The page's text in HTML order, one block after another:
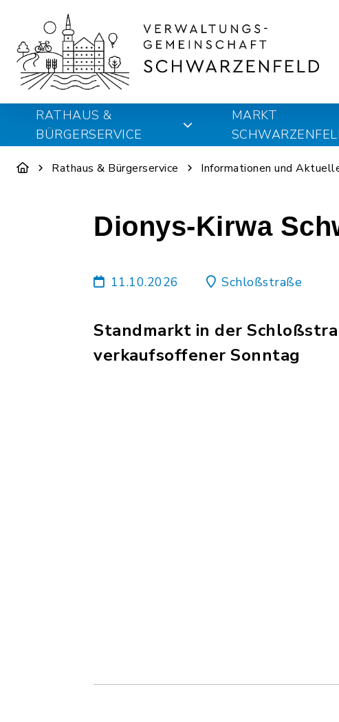
RATHAUS &
BÜRGERSERVICE
MARKT
Rathaus & Bürgerservice Informationen und
Dionys-Kirwa
11.10.2026 Schloßstraße
Standmarkt in der
verkaufsoffener Sonntag